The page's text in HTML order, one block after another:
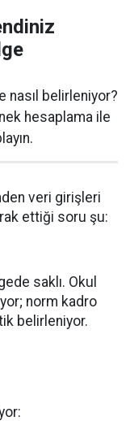
nasıl belirleniyor?
hesaplama ile
veri girişleri
ettiği soru şu:
saklı. Okul
norm kadro
belirleniyor.